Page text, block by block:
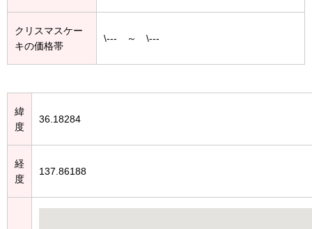
クリスマスケー
キの価格帯
\--- ～ \---
緯
度
36.18284
経
度
137.86188